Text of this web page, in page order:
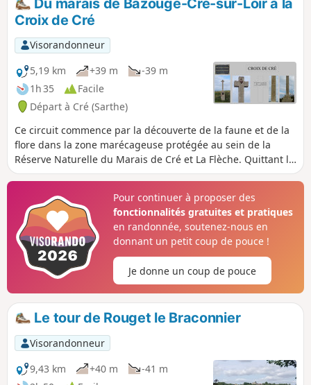
Du marais de Bazouge-Cré-sur-Loir à la
Croix de Cré
Visorandonneur
5,19 km
+39 m
-39 m
1h 35
Facile
Départ à Cré (Sarthe)
Ce circuit commence par la découverte de la faune et de la
flore dans la zone marécageuse protégée au sein de la
Réserve Naturelle du Marais de Cré et La Flèche. Quittant la
zone des marais, cette promenade se poursuit sur de
bordés d'espaces boisés. Une croix sculptée et gravée
enrichit le parcours.
Pour continuer à proposer des
fonctionnalités gratuites et pratiques
en randonnée, soutenez-nous en
donnant un petit coup de pouce !
Je donne un coup de pouce
Le tour de Rouget le Braconnier
Visorandonneur
9,43 km
+40 m
-41 m